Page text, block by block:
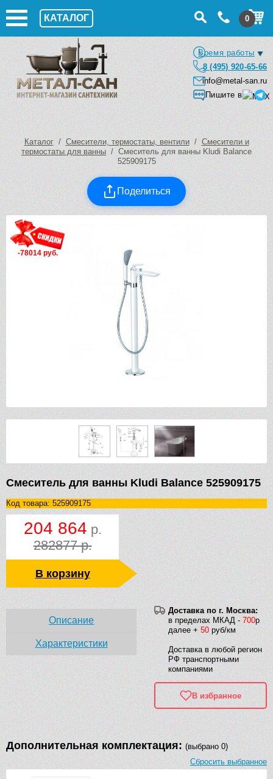
КАТАЛОГ 0
Время работы
8 (495) 920-65-66
info@metal-san.ru
Пишите в
Каталог/ Смесители, термостаты, вентили/ Смесители и
термостаты для ванны / Смеситель для ванны Kludi Balance
525909175
Поделиться
-78014 руб.
Смеситель для ванны Kludi Balance 525909175
Код товара: 525909175
204 864 р.
282877 р.
В корзину
Доставка по г. Москва:
в пределах МКАД - 700р
далее + 50 руб/км
Доставка в любой регион
РФ транспортными
компаниями
В избранное
Описание
Характеристики
Дополнительная комплектация: (выбрано 0)
Сбросить выбранное